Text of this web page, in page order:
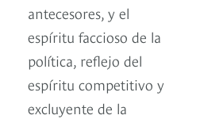
antecesores, y el
espíritu faccioso de la
política, reflejo del
espíritu competitivo y
excluyente de la